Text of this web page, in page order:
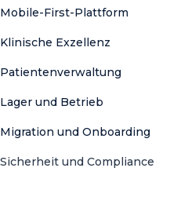
Mobile-First-Plattform
Klinische Exzellenz
Patientenverwaltung
Lager und Betrieb
Migration und Onboarding
Sicherheit und Compliance